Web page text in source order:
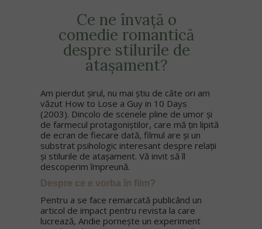
Ce ne învață o
comedie romantică
despre stilurile de
atașament?
Am pierdut șirul, nu mai știu de câte ori am
văzut How to Lose a Guy in 10 Days
(2003). Dincolo de scenele pline de umor și
de farmecul protagoniștilor, care mă țin lipită
de ecran de fiecare dată, filmul are și un
substrat psihologic interesant despre relații
și stilurile de atașament. Vă invit să îl
descoperim împreună.
Despre ce e vorba în film?
Pentru a se face remarcată publicând un
articol de impact pentru revista la care
lucrează, Andie pornește un experiment